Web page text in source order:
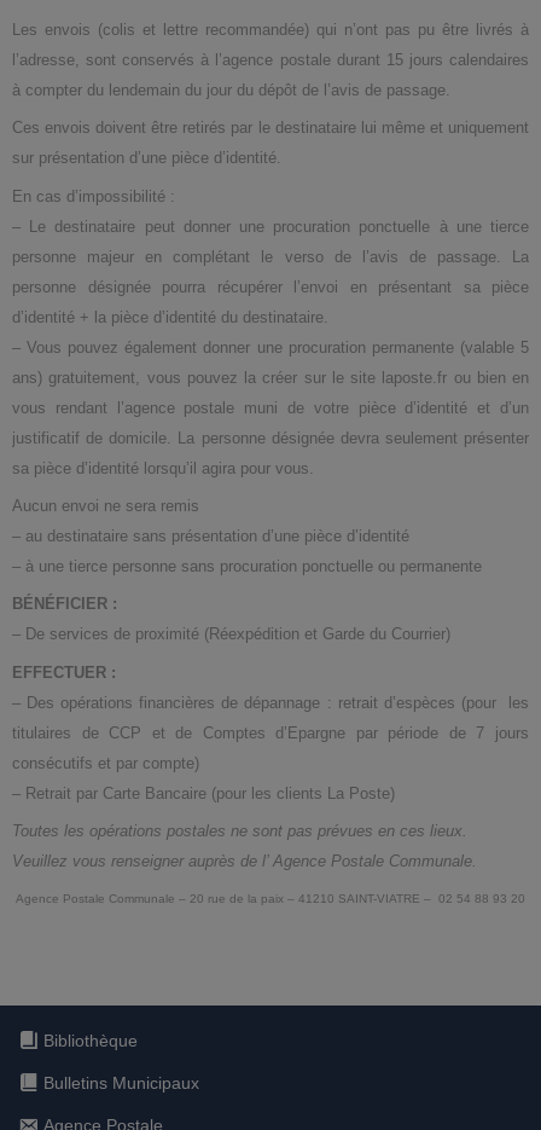
Les envois (colis et lettre recommandée) qui n’ont pas pu être livrés à
l’adresse, sont conservés à l’agence postale durant 15 jours calendaires
à compter du lendemain du jour du dépôt de l’avis de passage.
Ces envois doivent être retirés par le destinataire lui même et uniquement
sur présentation d’une pièce d’identité.
En cas d’impossibilité :
– Le destinataire peut donner une procuration ponctuelle à une tierce
personne majeur en complétant le verso de l’avis de passage. La
personne désignée pourra récupérer l’envoi en présentant sa pièce
d’identité + la pièce d’identité du destinataire.
– Vous pouvez également donner une procuration permanente (valable 5
ans) gratuitement, vous pouvez la créer sur le site laposte.fr ou bien en
vous rendant l’agence postale muni de votre pièce d’identité et d’un
justificatif de domicile. La personne désignée devra seulement présenter
sa pièce d’identité lorsqu’il agira pour vous.
Aucun envoi ne sera remis
– au destinataire sans présentation d’une pièce d’identité
– à une tierce personne sans procuration ponctuelle ou permanente
BÉNÉFICIER :
– De services de proximité (Réexpédition et Garde du Courrier)
EFFECTUER :
– Des opérations financières de dépannage : retrait d’espèces (pour les
titulaires de CCP et de Comptes d’Epargne par période de 7 jours
consécutifs et par compte)
– Retrait par Carte Bancaire (pour les clients La Poste)
Toutes les opérations postales ne sont pas prévues en ces lieux.
Veuillez vous renseigner auprès de l’ Agence Postale Communale.
Agence Postale Communale – 20 rue de la paix – 41210 SAINT-VIATRE – 02 54 88 93 20
Bibliothèque
Bulletins Municipaux
Agence Postale